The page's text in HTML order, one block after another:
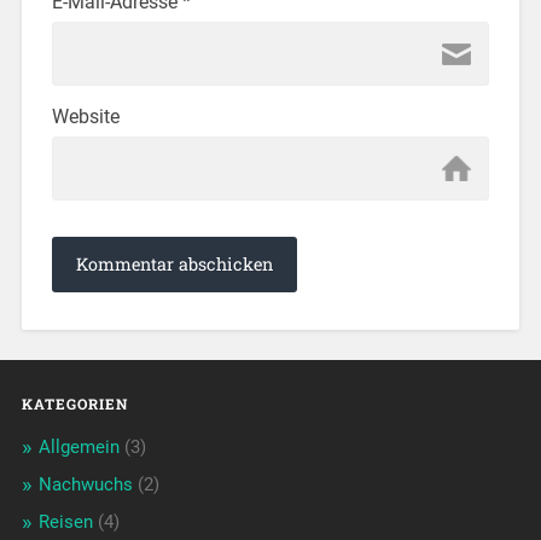
Website
KATEGORIEN
Allgemein(3)
Nachwuchs (2)
Reisen(4)